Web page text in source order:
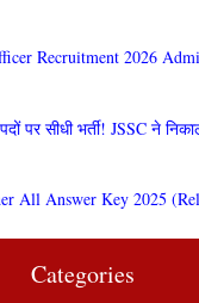
Recruitment 2026
पर सीधी भर्ती! JSSC ने
All Answer Key 2025
Categories